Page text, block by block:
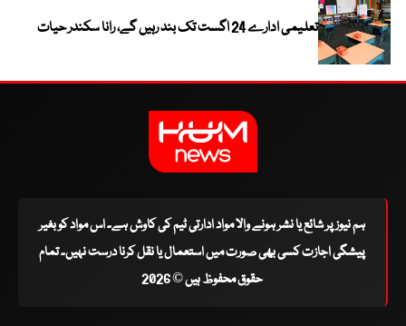
تعلیمی ادارے 24 اگست تک بند رہیں گے، رانا سکندر حیات
ہم نیوز پر شائع یا نشر ہونے والا مواد ادارتی ٹیم کی کاوش ہے۔ اس مواد کو بغیر
پیشگی اجازت کسی بھی صورت میں استعمال یا نقل کرنا درست نہیں۔ تمام
حقوق محفوظ ہیں © 2026